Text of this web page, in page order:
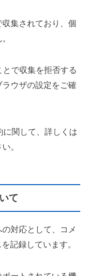
集されており、個
で収集を拒否する
ウザの設定をご確
に関して、詳しくは
。
て
対応として、コメ
記録しています。